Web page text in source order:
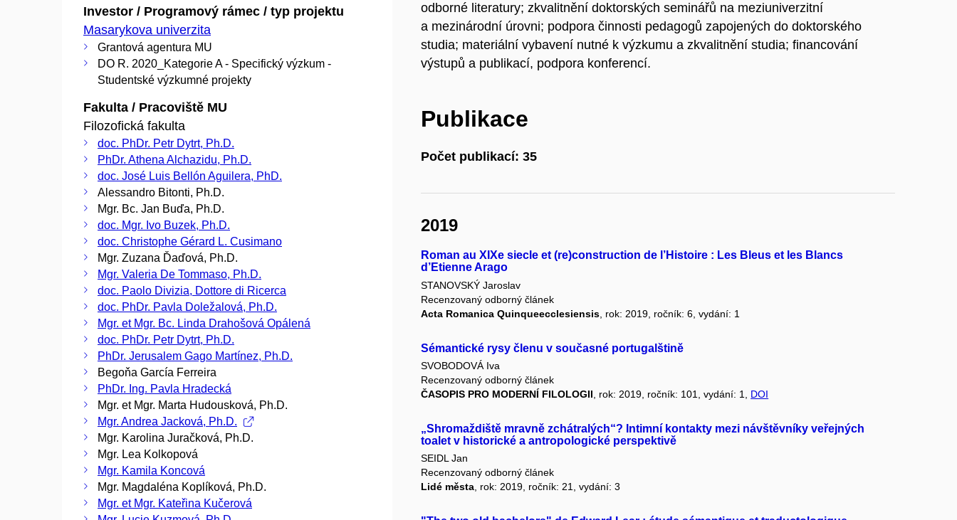
Investor / Programový rámec / typ projektu
Masarykova univerzita
Grantová agentura MU
DO R. 2020_Kategorie A - Specifický výzkum -
Studentské výzkumné projekty
Fakulta / Pracoviště MU
Filozofická fakulta
doc. PhDr. Petr Dytrt, Ph.D.
PhDr. Athena Alchazidu, Ph.D.
doc. José Luis Bellón Aguilera, PhD.
Alessandro Bitonti, Ph.D.
Mgr. Bc. Jan Buďa, Ph.D.
doc. Mgr. Ivo Buzek, Ph.D.
doc. Christophe Gérard L. Cusimano
Mgr. Zuzana Ďaďová, Ph.D.
Mgr. Valeria De Tommaso, Ph.D.
doc. Paolo Divizia, Dottore di Ricerca
doc. PhDr. Pavla Doležalová, Ph.D.
Mgr. et Mgr. Bc. Linda Drahošová Opálená
doc. PhDr. Petr Dytrt, Ph.D.
PhDr. Jerusalem Gago Martínez, Ph.D.
Begoňa García Ferreira
PhDr. Ing. Pavla Hradecká
Mgr. et Mgr. Marta Hudousková, Ph.D.
Mgr. Andrea Jacková, Ph.D.
Mgr. Karolina Juračková, Ph.D.
Mgr. Lea Kolkopová
Mgr. Kamila Koncová
Mgr. Magdaléna Koplíková, Ph.D.
Mgr. et Mgr. Kateřina Kučerová
odborné literatury; zkvalitnění doktorských seminářů na meziuniverzitní
a mezinárodní úrovni; podpora činnosti pedagogů zapojených do doktorského
studia; materiální vybavení nutné k výzkumu a zkvalitnění studia; financování
výstupů a publikací, podpora konferencí.
Publikace
Počet publikací: 35
2019
Roman au XIXe siecle et (re)construction de l’Histoire : Les Bleus et les Blancs
d’Etienne Arago
STANOVSKÝ Jaroslav
Recenzovaný odborný článek
Acta Romanica Quinqueecclesiensis , rok: 2019, ročník: 6, vydání: 1
Sémantické rysy členu v současné portugalštině
SVOBODOVÁ Iva
Recenzovaný odborný článek
ČASOPIS PRO MODERNÍ FILOLOGII , rok: 2019, ročník: 101, vydání: 1, DOI
„Shromaždiště mravně zchátralých“? Intimní kontakty mezi návštěvníky veřejných
toalet v historické a antropologické perspektivě
SEIDL Jan
Recenzovaný odborný článek
Lidé města, rok: 2019, ročník: 21, vydání: 3